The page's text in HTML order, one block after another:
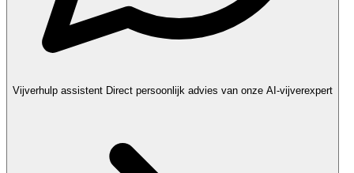
Vijverhulp assistent Direct persoonlijk advies van onze AI-vijverexpert